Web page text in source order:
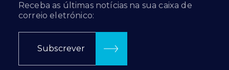
Receba as últimas notícias na sua caixa de
correio eletrónico:
Subscrever